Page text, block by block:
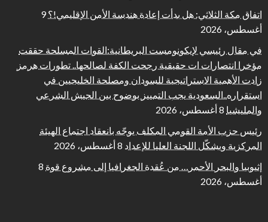
اتفاق مكة الثلاثي: هل بدأت إعادة هندسة الأمن الإقليمي!؟ 9
أغسطس، 2026
في مقال رئيسي لإيكونومست البريطانية:القوات المسلحة حققت
مؤخرا انتصارات ات حقيقية رجحت الكفة لصالحها.. تطورات هرمز
زادت الأهمية الاستراتيجية للسودان ومصلحة الخليجيين في
استقراره..السعودية يجب التمييز بوضوح بين الجيش الشرعي
والمليشيا 8 أغسطس، 2026
رئيس حزب الأمة القومي المكلف يوجّه بانعقاد اجتماع الهيئة
المركزية ويشكّل اللجنة العليا للإعداد 8 أغسطس، 2026
إثيوبيا والبحر الأحمر… من عُقدة الجغرافيا إلى مشروع قوة 8
أغسطس، 2026